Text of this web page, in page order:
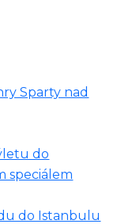
Sparty nad
do
speciálem
do Istanbulu